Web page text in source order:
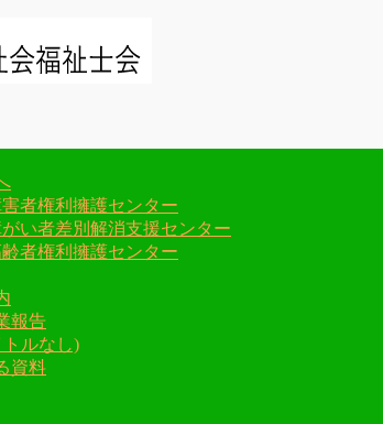
者権利擁護センター
い者差別解消支援センター
者権利擁護センター
報告
トルなし)
資料